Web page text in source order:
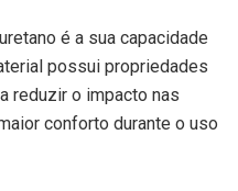
é a sua capacidade
possui propriedades
reduzir o impacto nas
conforto durante o uso